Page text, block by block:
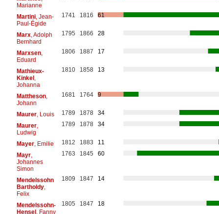
Marianne
Martini, Jean-
Paul-Égide
1741 1816 61
Marx, Adolph
Bernhard
1795 1866 28
Marxsen,
Eduard
1806 1887 17
Mathieux-
Kinkel,
Johanna
1810 1858 13
Mattheson,
Johann
1681 1764 9
Maurer, Louis 1789 1878
34
Maurer,
Ludwig
1789 1878 34
Mayer, Emilie 1812 1883
11
Mayr,
Johannes
Simon
1763 1845 60
Mendelssohn
Bartholdy,
Felix
1809 1847 14
Mendelssohn-
Hensel, Fanny
1805 1847 18